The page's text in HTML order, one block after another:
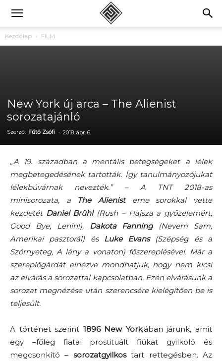
Kezdőlap FILM
New York új arca – The Alienist
sorozatajánló
Szerző: Fűtő Zsófi - 2018. ápr. 6.
„A 19. században a mentális betegségeket a lélek
megbetegedésének tartották. Így tanulmányozójukat
lélekbúvárnak nevezték.” – A TNT 2018-as
minisorozata, a The Alienisteme sorokkal vette
kezdetét Daniel Brühl(Rush – Hajsza a győzelemért,
Good Bye, Lenin!), Dakota Fanning(Nevem Sam,
Amerikai pasztorál) és Luke Evans(Szépség és a
Szörnyeteg, A lány a vonaton) főszereplésével. Már a
szereplőgárdát elnézve mondhatjuk, hogy nem kicsi
az elvárás a sorozattal kapcsolatban. Ezen elvárásunk a
sorozat megnézése után szerencsére kielégítően be is
teljesült.
A történet szerint 1896 New Yorkjában járunk, amit
egy –főleg fiatal prostituált fiúkat gyilkoló és
megcsonkító – sorozatgyilkostart rettegésben. Az